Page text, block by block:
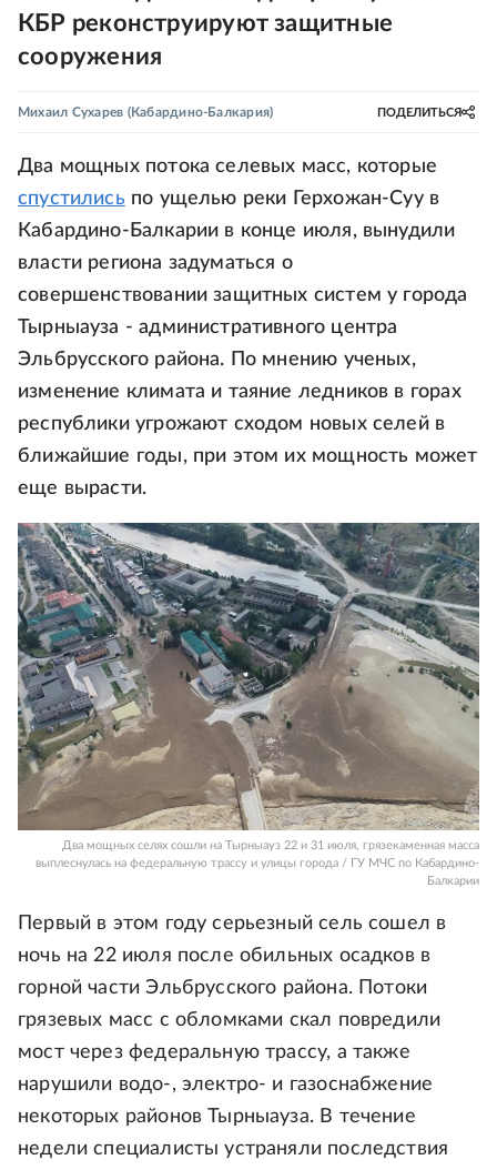
КБР реконструируют защитные
сооружения
Михаил Сухарев (Кабардино-Балкария) ПОДЕЛИТЬСЯ
Два мощных потока селевых масс, которые
спустились по ущелью реки Герхожан-Суу в
Кабардино-Балкарии в конце июля, вынудили
власти региона задуматься о
совершенствовании защитных систем у города
Тырныауза - административного центра
Эльбрусского района. По мнению ученых,
изменение климата и таяние ледников в горах
республики угрожают сходом новых селей в
ближайшие годы, при этом их мощность может
еще вырасти.
Два мощных селях сошли на Тырныауз 22 и 31 июля, грязекаменная масса
выплеснулась на федеральную трассу и улицы города / ГУ МЧС по Кабардино-
Балкарии
Первый в этом году серьезный сель сошел в
ночь на 22 июля после обильных осадков в
горной части Эльбрусского района. Потоки
грязевых масс с обломками скал повредили
мост через федеральную трассу, а также
нарушили водо-, электро- и газоснабжение
некоторых районов Тырныауза. В течение
недели специалисты устраняли последствия